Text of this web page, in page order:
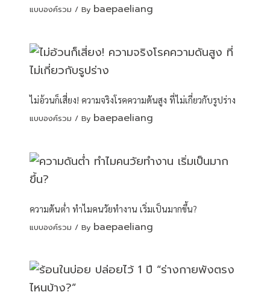
แบบองค์รวม / By baepaeliang
ไม่อ้วนก็เสี่ยง! ความจริงโรคความดันสูง ที่ไม่เกี่ยวกับรูปร่าง
แบบองค์รวม / By baepaeliang
ความดันต่ำ ทำไมคนวัยทำงาน เริ่มเป็นมากขึ้น?
แบบองค์รวม / By baepaeliang